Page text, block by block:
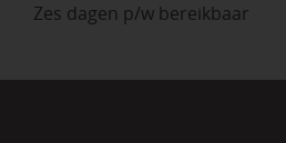
Zes dagen p/w bereikbaar